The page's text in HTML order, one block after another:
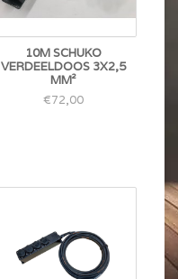
10M SCHUKO
VERDEELDOOS 3X2,5
MM²
€72,00